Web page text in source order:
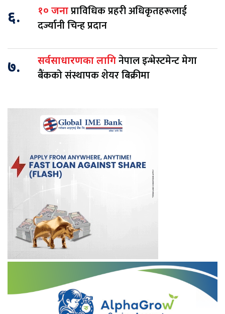
६. १० जनाप्राविधिक प्रहरी अधिकृतहरूलाई
दर्ज्यानी चिन्ह प्रदान
७. सर्वसाधारणका लागिनेपाल इन्भेस्टमेन्ट मेगा
बैंकको संस्थापक शेयर बिक्रीमा